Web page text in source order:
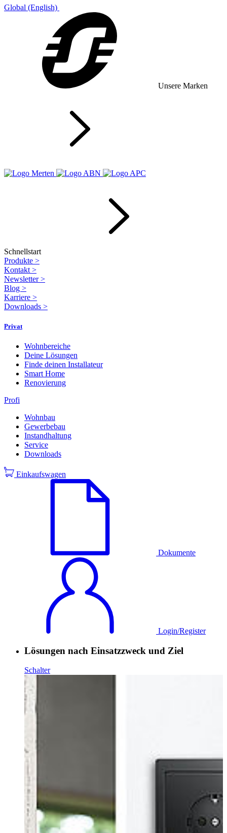
Global (English)
Unsere Marken
Schnellstart
Produkte >
Kontakt >
Newsletter>
Blog >
Karriere >
Downloads >
Privat
Wohnbereiche
Deine Lösungen
Finde deinen Installateur
Smart Home
Renovierung
Profi
Wohnbau
Gewerbebau
Instandhaltung
Service
Downloads
Einkaufswagen
Dokumente
Login/Register
Lösungen nach Einsatzzweck und Ziel
Schalter